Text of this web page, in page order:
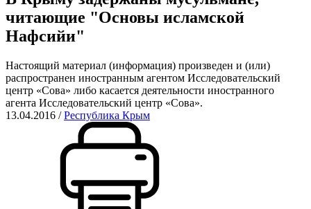
читающие "Основы исламской
Нафсийи"
Настоящий материал (информация) произведен и (или)
распространен иностранным агентом Исследовательский
центр «Сова» либо касается деятельности иностранного
агента Исследовательский центр «Сова».
13.04.2016 /Республика Крым